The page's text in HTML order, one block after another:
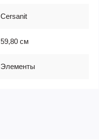
Cersanit
59,80 см
Элементы